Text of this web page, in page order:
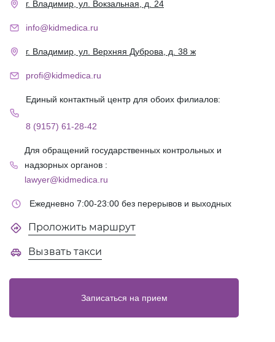
г. Владимир, ул. Вокзальная, д. 24
info@kidmedica.ru
г. Владимир, ул. Верхняя Дуброва, д. 38 ж
profi@kidmedica.ru
Единый контактный центр для обоих филиалов:
8 (9157) 61-28-42
Для обращений государственных контрольных и
надзорных органов :
lawyer@kidmedica.ru
Ежедневно 7:00-23:00 без перерывов и выходных
Проложить маршрут
Вызвать такси
Записаться на прием